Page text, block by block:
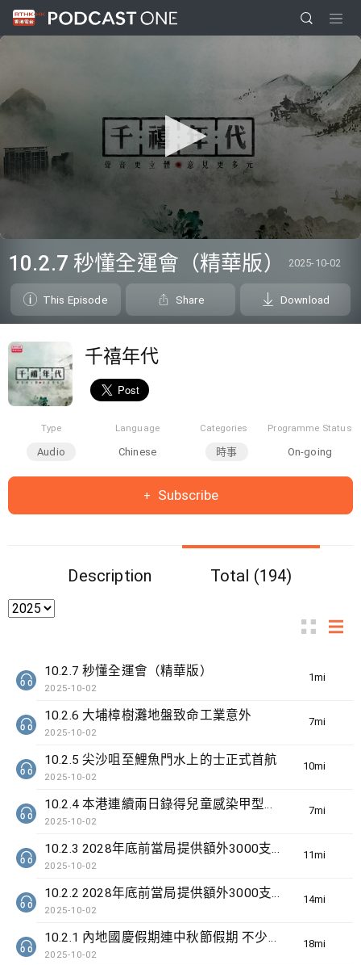
seconds
minute,
15
seconds
10.2.7 秒懂全運會（精華版） 2025-10-02
This Episode Share Download
千禧年代
Type
Audio
Language
Chinese
Categories
時事
Programme Status
On-going
Subscribe
Description Total (194)
1min(s)
10.2.7 秒懂全運會（精華版）
2025-10-02
7min(s)
10.2.6 大埔樟樹灘地盤致命工業意外
2025-10-02
10min(s)
10.2.5 尖沙咀至鯉魚門水上的士正式首航
2025-10-02
7min(s)
10.2.4 本港連續兩日錄得兒童感染甲型流感嚴重個案
2025-10-02
11min(s)
10.2.3 2028年底前當局提供額外3000支高速充電樁 港鐵商場約增設300個電動車充電站
2025-10-02
14min(s)
10.2.2 2028年底前當局提供額外3000支高速充電樁 港鐵商場約增設300個電動車充電站
2025-10-02
18min(s)
10.2.1 內地國慶假期連中秋節假期 不少內地旅客到港旅遊
2025-10-02